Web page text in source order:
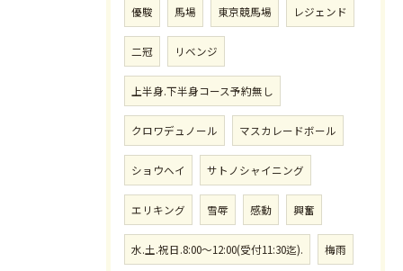
優駿 馬場 東京競馬場 レジェンド
二冠 リベンジ
上半身.下半身コース予約無し
クロワデュノール マスカレードボール
ショウヘイ サトノシャイニング
エリキング 雪辱 感動 興奮
水.土.祝日.8:00〜12:00(受付11:30迄). 梅雨